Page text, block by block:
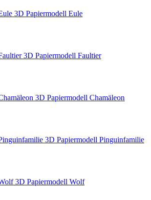
3D Papiermodell Eule
3D Papiermodell Faultier
3D Papiermodell Chamäleon
3D Papiermodell Pinguinfamilie
3D Papiermodell Wolf